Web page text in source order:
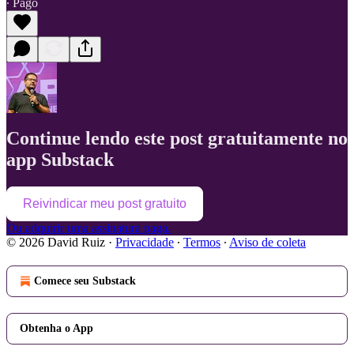
Continue lendo este post gratuitamente no
app Substack
Reivindicar meu post gratuito
Ou adquirir uma assinatura paga.
© 2026 David Ruiz · Privacidade ∙ Termos ∙ Aviso de coleta
Comece seu Substack
Obtenha o App